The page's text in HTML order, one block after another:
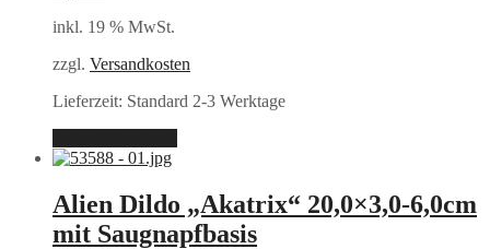
inkl. 19 % MwSt.
zzgl. Versandkosten
Lieferzeit: Standard 2-3 Werktage
Alien Dildo „Akatrix“ 20,0×3,0-6,0cm
mit Saugnapfbasis